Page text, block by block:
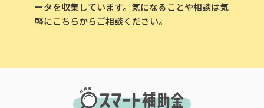
ータを収集しています。気になることや相談は気
軽にこちらからご相談ください。